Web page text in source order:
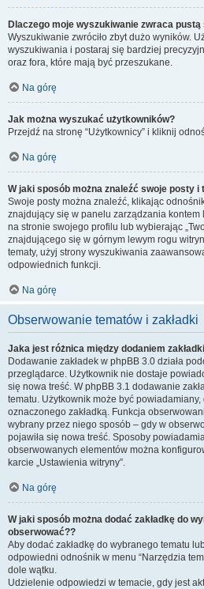
Dlaczego moje wyszukiwanie zwraca pustą
Wyszukiwanie zwróciło zbyt dużo wyników.
wyszukiwania i postaraj się bardziej
oraz fora, które mają być przeszukane.
Na górę
Jak można wyszukać użytkowników?
Przejdź na stronę “Użytkownicy” i kliknij
Na górę
W jaki sposób można znaleźć swoje posty i
Swoje posty można znaleźć, klikając
znajdujący się w panelu zarządzania kontem
na stronie swojego profilu lub wybierając
znajdującego się w górnym lewym rogu
tematy, użyj strony wyszukiwania
odpowiednich funkcji.
Na górę
Obserwowanie tematów i zakładki
Jaka jest różnica między dodaniem
Dodawanie zakładek w phpBB 3.0 działa
przeglądarce. Użytkownik nie dostaje
się nowa treść. W phpBB 3.1 dodawanie
tematu. Użytkownik może być
oznaczonego zakładką. Funkcja
wybrany przez niego sposób – gdy w
pojawiła się nowa treść. Sposoby
obserwowanych elementów można
karcie „Ustawienia witryny”.
Na górę
W jaki sposób można dodać zakładkę do
obserwować??
Aby dodać zakładkę do wybranego tematu
odpowiedni odnośnik w menu “Narzędzia
dole wątku.
Udzielenie odpowiedzi w temacie, gdy jest